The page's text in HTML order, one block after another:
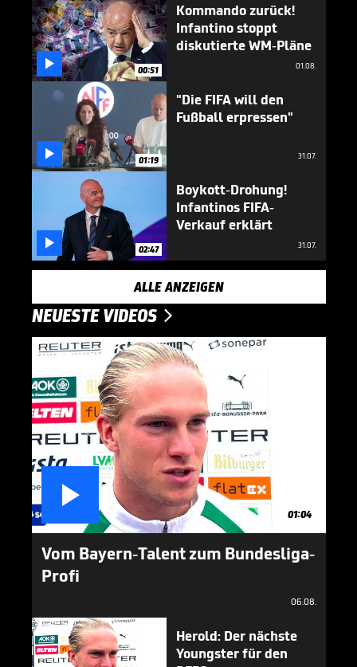
 00:51
Kommando zurück!
Infantino stoppt
diskutierte WM-Pläne
01.08.
 01:19
"Die FIFA will den
Fußball erpressen"
31.07.
 02:47
Boykott-Drohung!
Infantinos FIFA-
Verkauf erklärt
31.07.
ALLE ANZEIGEN
NEUESTE VIDEOS 

01:04
Vom Bayern-Talent zum Bundesliga-
Profi
06.08.
Herold: Der nächste
Youngster für den